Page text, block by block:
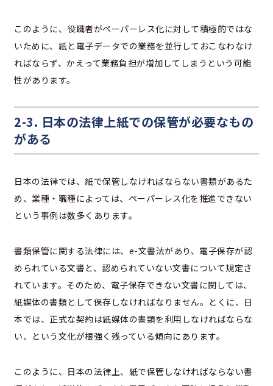
このように、役職者がペーパーレス化に対して積極的ではな
いために、紙と電子データでの業務を並行しておこなわなけ
ればならず、かえって業務負担が増加してしまうという可能
性があります。
2-3. 日本の法律上紙での保管が必要なもの
がある
日本の法律では、紙で保管しなければならない書類があるた
め、業種・職種によっては、ペーパーレス化を推進できない
という事例は数多くあります。
書類保管に関する法律には、e-文書法があり、電子保存が認
められている文書と、認められていない文書について規定さ
れています。そのため、電子保存できない文書に関しては、
紙媒体の書類として保存しなければなりません。とくに、日
本では、正式な契約は紙媒体の書類を利用しなければならな
い、という文化が根強く残っている傾向にあります。
このように、日本の法律上、紙で保管しなければならない書